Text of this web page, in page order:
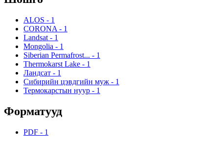
ALOS - 1
CORONA - 1
Landsat - 1
Mongolia - 1
Siberian Permafrost... - 1
Thermokarst Lake - 1
Ландсат - 1
Сибирийн цэвдгийн муж - 1
Термокарстын нуур - 1
Форматууд
PDF - 1